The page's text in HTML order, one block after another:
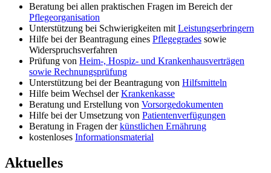
Beratung bei allen praktischen Fragen im Bereich der
Pflegeorganisation
Unterstützung bei Schwierigkeiten mit Leistungserbringern
Hilfe bei der Beantragung eines Pflegegrades sowie
Widerspruchsverfahren
Prüfung von Heim-, Hospiz- und Krankenhausverträgen
sowie Rechnungsprüfung
Unterstützung bei der Beantragung von Hilfsmitteln
Hilfe beim Wechsel derKrankenkasse
Beratung und Erstellung von Vorsorgedokumenten
Hilfe bei der Umsetzung von Patientenverfügungen
Beratung in Fragen derkünstlichen Ernährung
kostenloses Informationsmaterial
Aktuelles